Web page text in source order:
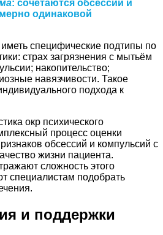
: сочетаются обсессии и
одинаковой
специфические подтипы по
страх загрязнения с мытьём
накопительство;
навязчивости. Такое
подхода к
окр психического
процесс оценки
обсессий и компульсий с
жизни пациента.
сложность этого
специалистам подобрать
и поддержки